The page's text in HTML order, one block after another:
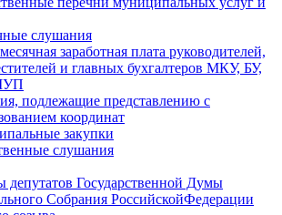
слушания
заработная плата руководителей,
и главных бухгалтеров МКУ, БУ,
подлежащие представлению с
координат
закупки
слушания
депутатов Государственной Думы
Собрания РоссийскойФедерации